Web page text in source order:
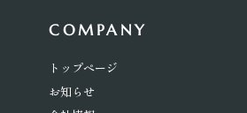
COMPANY
トップページ
お知らせ